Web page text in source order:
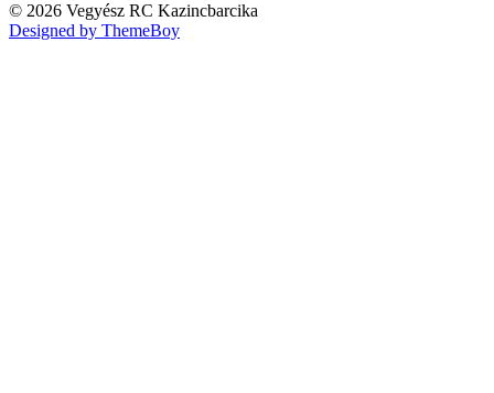
© 2026 Vegyész RC Kazincbarcika
Designed by ThemeBoy